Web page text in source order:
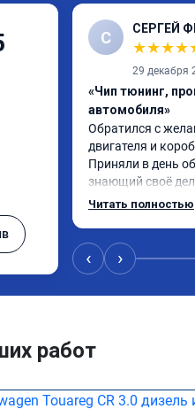
С СЕРГЕЙ
★★★★
29 декабря
«Чип тюнинг,
автомобиля»
Обратился с
двигателя и
Приняли в день
знающий своё
💯 процентов!!!
прошивку А
Читать полностью
‹ ›
работ